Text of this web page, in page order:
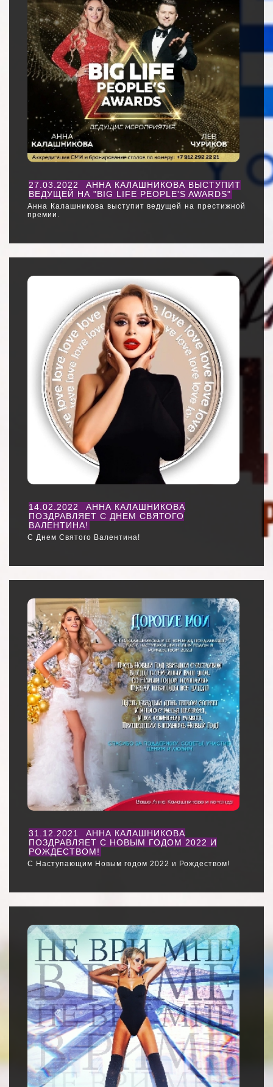
27.03.2022
АННА КАЛАШНИКОВА ВЫСТУПИТ
ВЕДУЩЕЙ НА "BIG LIFE PEOPLE'S AWARDS"
Анна Калашникова выступит ведущей на престижной
премии.
14.02.2022
АННА КАЛАШНИКОВА
ПОЗДРАВЛЯЕТ С ДНЕМ СВЯТОГО
ВАЛЕНТИНА!
С Днем Святого Валентина!
31.12.2021
АННА КАЛАШНИКОВА
ПОЗДРАВЛЯЕТ С НОВЫМ ГОДОМ 2022 И
РОЖДЕСТВОМ!
С Наступающим Новым годом 2022 и Рождеством!